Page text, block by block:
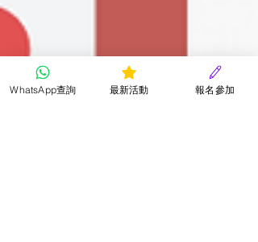
WhatsApp查詢 最新活動 報名參加